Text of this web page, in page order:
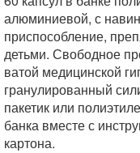
алюминиевой, с
приспособление,
детьми. Свободное
ватой медицинской
гранулированный
пакетик или
банка вместе с
картона.